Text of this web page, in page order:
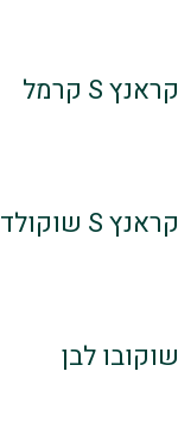
קראנץ S קרמל
קראנץ S שוקולד
שוקובו לבן